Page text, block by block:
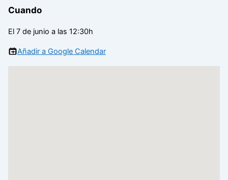
Cuando
El 7 de junio a las 12:30h
Añadir a Google Calendar